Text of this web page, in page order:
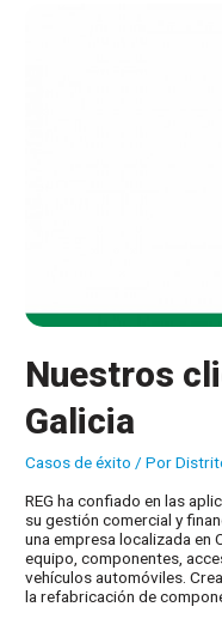
Nuestros
Galicia
Casos de éxito / Por
REG ha confiado en las
su gestión comercial y
una empresa localizada en
equipo, componentes,
vehículos automóviles.
la refabricación de